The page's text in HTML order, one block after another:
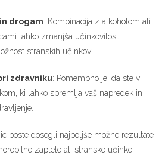
drogam: Kombinacija z alkoholom ali
lahko zmanjša učinkovitost
stranskih učinkov.
zdravniku: Pomembno je, da ste v
ki lahko spremlja vaš napredek in
boste dosegli najboljše možne rezultate
zaplete ali stranske učinke.